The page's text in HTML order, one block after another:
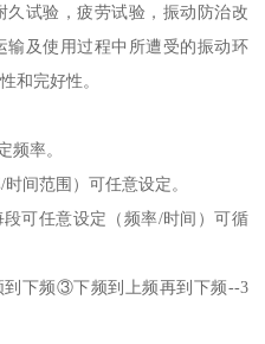
久试验，疲劳试验，振动防治改
及使用过程中所遭受的振动环
和完好性。
频率。
间范围）可任意设定。
可任意设定（频率/时间）可循
下频③下频到上频再到下频--3